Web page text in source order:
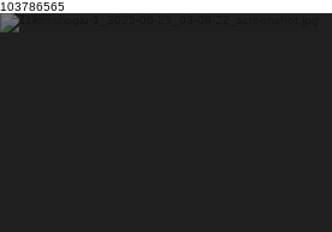
103786565